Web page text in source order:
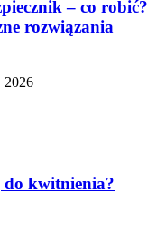
– co robić?
rozwiązania
2026
do kwitnienia?